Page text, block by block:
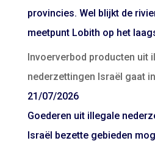
provincies. Wel blijkt de
meetpunt Lobith op het
Invoerverbod producten uit
nederzettingen Israël gaat
21/07/2026
Goederen uit illegale
Israël bezette gebieden